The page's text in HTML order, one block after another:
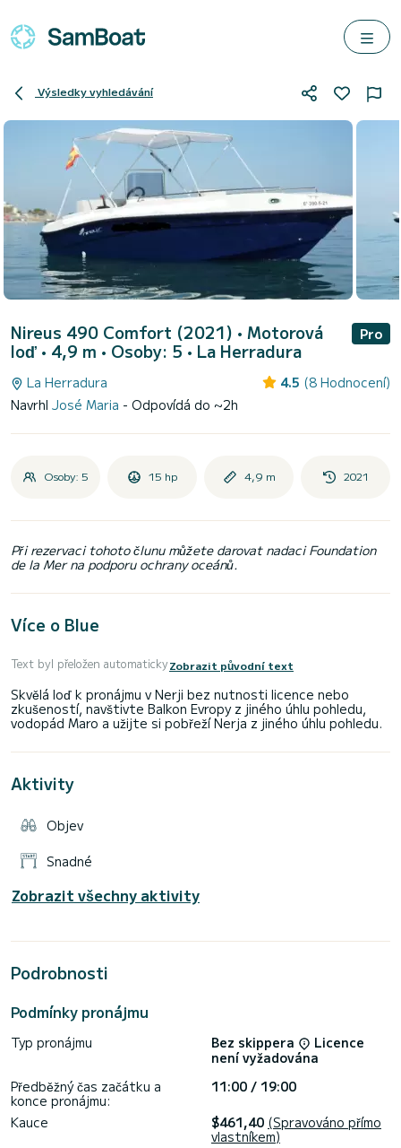
Výsledky vyhledávání
Nireus 490 Comfort (2021) • Motorová
loď • 4,9 m • Osoby: 5 • La Herradura
Pro
La Herradura 4.5 (8 Hodnocení)
Navrhl José Maria - Odpovídá do ~2h
Osoby: 5 15 hp 4,9 m 2021
Při rezervaci tohoto člunu můžete darovat nadaci Foundation
de la Mer na podporu ochrany oceánů.
Více o Blue
Text byl přeložen automatickyZobrazit původní text
Skvělá loď k pronájmu v Nerji bez nutnosti licence nebo
zkušeností, navštivte Balkon Evropy z jiného úhlu pohledu,
Aktivity
Objev
Snadné
Zobrazit všechny aktivity
Podrobnosti
Podmínky pronájmu
Typ pronájmu Bez skippera
Licence
není vyžadována
Předběžný čas začátku a
konce pronájmu:
11:00 / 19:00
Kauce
$461,40 (Spravováno přímo
vlastníkem)